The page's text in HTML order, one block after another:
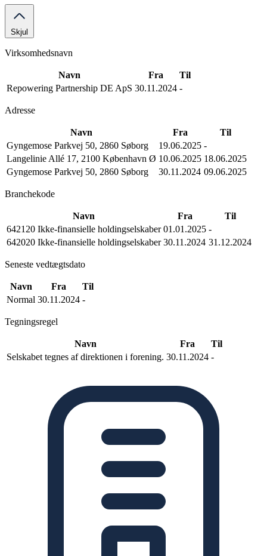
Skjul
Virksomhedsnavn
Navn Fra
Til
Repowering Partnership DE ApS 30.11.2024 -
Adresse
Navn Fra
Til
Gyngemose Parkvej 50, 2860 Søborg
19.06.2025 -
Langelinie Allé 17, 2100 København Ø 10.06.2025 18.06.2025
Gyngemose Parkvej 50, 2860 Søborg
30.11.2024 09.06.2025
Branchekode
Navn Fra
Til
642120 Ikke-finansielle holdingselskaber 01.01.2025 -
642020 Ikke-finansielle holdingselskaber 30.11.2024 31.12.2024
Seneste vedtægtsdato
Navn Fra
Til
Normal 30.11.2024 -
Tegningsregel
Navn Fra
Til
Selskabet tegnes af direktionen i forening. 30.11.2024 -